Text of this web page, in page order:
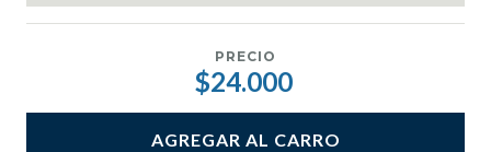
PRECIO
$24.000
AGREGAR AL CARRO